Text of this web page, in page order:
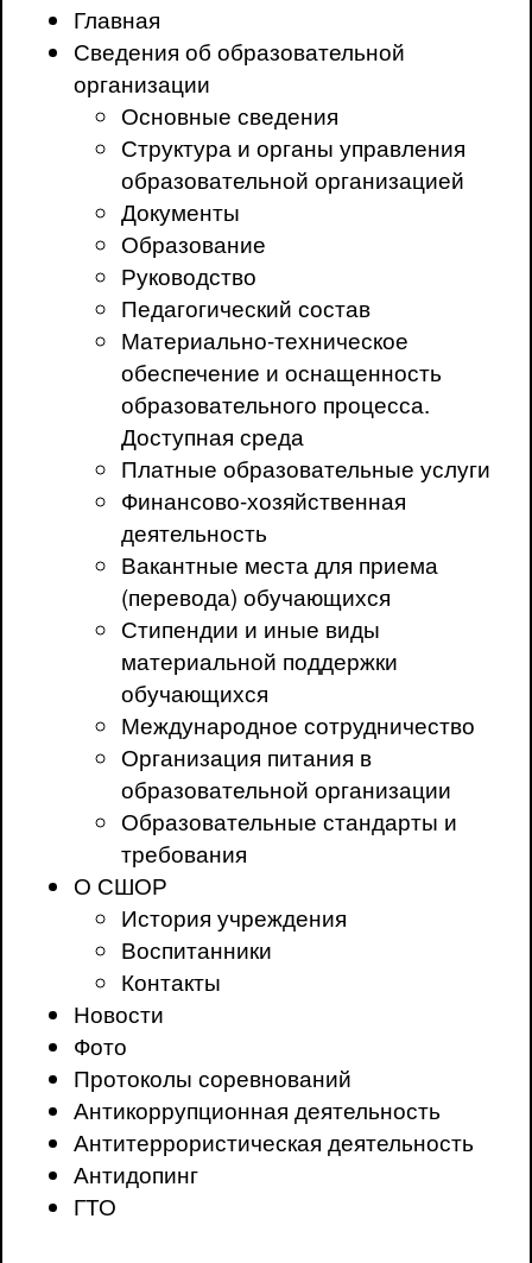
Главная
Сведения об образовательной
организации
Основные сведения
Структура и органы управления
образовательной организацией
Документы
Образование
Руководство
Педагогический состав
Материально-техническое
обеспечение и оснащенность
образовательного процесса.
Доступная среда
Платные образовательные услуги
Финансово-хозяйственная
деятельность
Вакантные места для приема
(перевода) обучающихся
Стипендии и иные виды
материальной поддержки
обучающихся
Международное сотрудничество
Организация питания в
образовательной организации
Образовательные стандарты и
требования
О СШОР
История учреждения
Воспитанники
Контакты
Новости
Фото
Протоколы соревнований
Антикоррупционная деятельность
Антитеррористическая деятельность
Антидопинг
ГТО